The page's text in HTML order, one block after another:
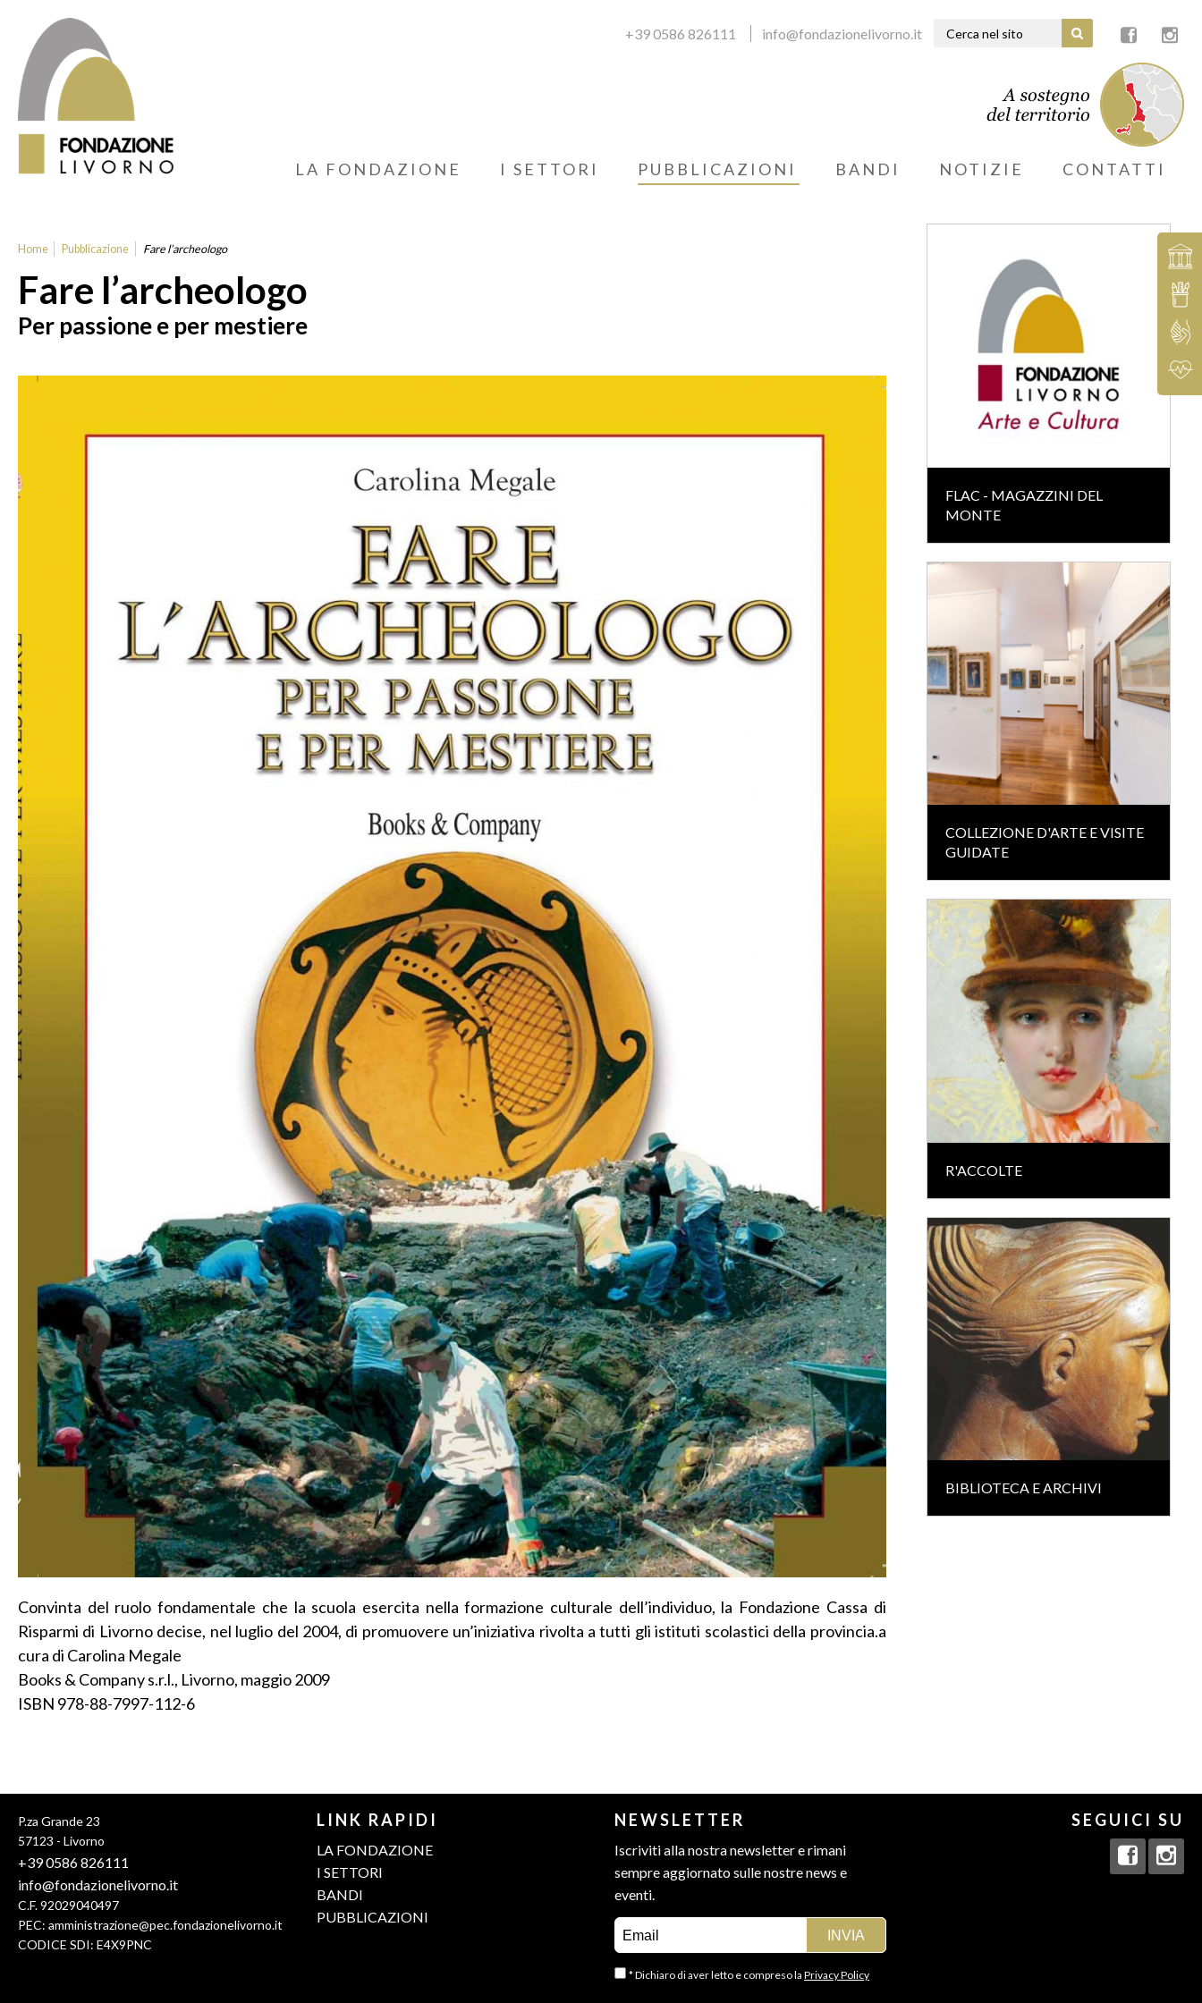
+39 0586 826111 info@fondazionelivorno.it
LA FONDAZIONE I SETTORI PUBBLICAZIONI BANDI NOTIZIE CONTATTI
Home Pubblicazione Fare l’archeologo
Fare l’archeologo
Per passione e per mestiere
Convinta del ruolo fondamentale che la scuola esercita nella formazione culturale dell’individuo, la Fondazione Cassa di
Risparmi di Livorno decise, nel luglio del 2004, di promuovere un’iniziativa rivolta a tutti gli istituti scolastici della provincia.a
cura di Carolina Megale
Books & Company s.r.l., Livorno, maggio 2009
ISBN 978-88-7997-112-6
FLAC - MAGAZZINI DEL
MONTE
COLLEZIONE D'ARTE E VISITE
GUIDATE
R'ACCOLTE
BIBLIOTECA E ARCHIVI
P.za Grande 23
57123 - Livorno
+39 0586 826111
info@fondazionelivorno.it
C.F. 92029040497
PEC: amministrazione@pec.fondazionelivorno.it
CODICE SDI: E4X9PNC
LINK RAPIDI
LA FONDAZIONE
I SETTORI
BANDI
PUBBLICAZIONI
NEWSLETTER
Iscriviti alla nostra newsletter e rimani
sempre aggiornato sulle nostre news e
eventi.
* Dichiaro di aver letto e compreso la Privacy Policy
SEGUICI SU